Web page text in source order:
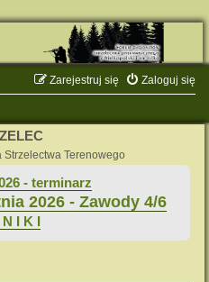
Zaloguj się
Zarejestruj się
Terenowego
- terminarz
2026 - Zawody 4/6
I K I